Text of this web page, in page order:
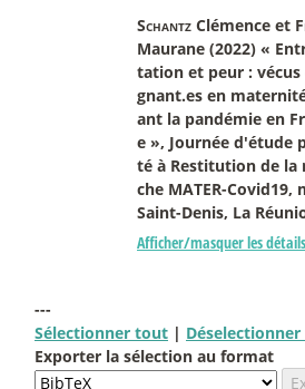
Schantz Clémence et
Maurane (2022) «
tation et peur : vécus
gnant.es en
ant la pandémie en
e », Journée d'étude
té à Restitution de la
che MATER-Covid19,
Saint-Denis, La
Afficher/masquer les détails
---
Sélectionner tout |
Exporter la sélection au format